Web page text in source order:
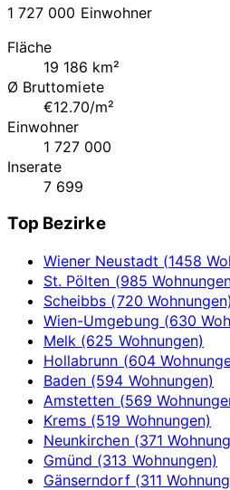
1 727 000 Einwohner
Fläche
19 186 km²
Ø Bruttomiete
€12.70/m²
Einwohner
1 727 000
Inserate
7 699
Top Bezirke
Wiener Neustadt (1458
St. Pölten (985
Scheibbs (720 Wohnungen)
Wien-Umgebung (630
Melk (625 Wohnungen)
Hollabrunn (604
Baden (594 Wohnungen)
Amstetten (569
Krems (519 Wohnungen)
Neunkirchen (371
Gmünd (313 Wohnungen)
Gänserndorf (311